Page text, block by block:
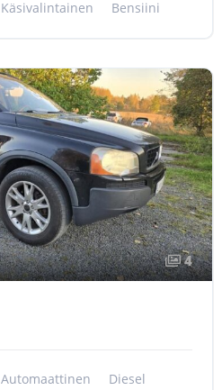
Käsivalintainen Bensiini
4
Automaattinen Diesel